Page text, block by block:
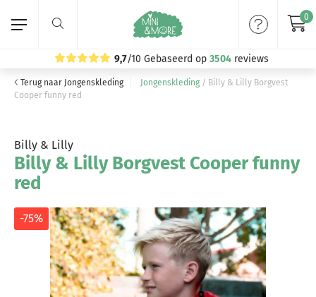
9,7/10 Gebaseerd op 3504 reviews
0
Home
Jongenskleding
Volg ons:
Terug naar Jongenskleding Jongenskleding / Billy & Lilly Borgvest
Cooper funny red
Billy & Lilly
Billy & Lilly Borgvest Cooper funny
red
-75%